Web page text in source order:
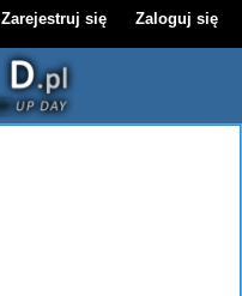
Zarejestruj się Zaloguj się